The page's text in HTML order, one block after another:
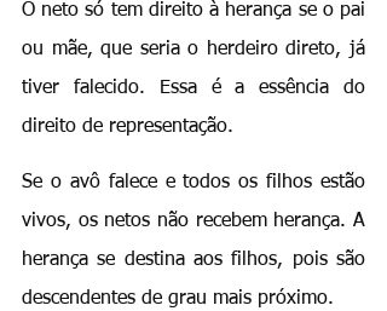
O neto só tem direito à herança se o pai
ou mãe, que seria o herdeiro direto, já
tiver falecido. Essa é a essência do
direito de representação.
Se o avô falece e todos os filhos estão
vivos, os netos não recebem herança. A
herança se destina aos filhos, pois são
descendentes de grau mais próximo.